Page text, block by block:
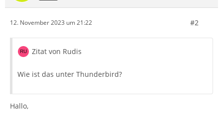
12. November 2023 um 21:22 #2
Zitat von Rudis
Wie ist das unter Thunderbird?
Hallo,